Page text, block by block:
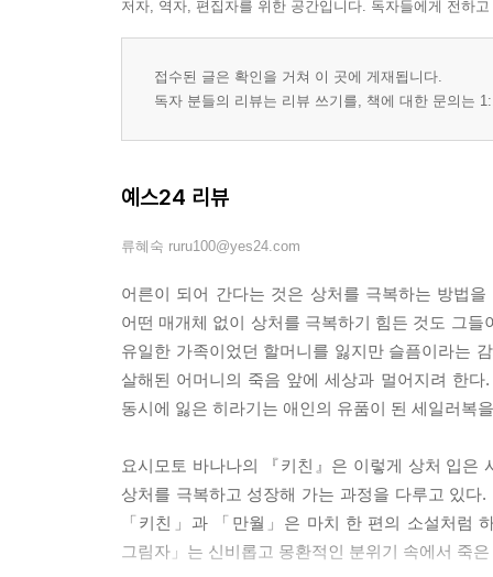
저자, 역자, 편집자를 위한 공간입니다. 독자들에게 전하
접수된 글은 확인을 거쳐 이 곳에 게재됩니다.
독자 분들의 리뷰는 리뷰 쓰기를, 책에 대한 문의는
예스24 리뷰
류혜숙 ruru100@yes24.com
어른이 되어 간다는 것은 상처를 극복하는 방법
어떤 매개체 없이 상처를 극복하기 힘든 것도 그
유일한 가족이었던 할머니를 잃지만 슬픔이라는
살해된 어머니의 죽음 앞에 세상과 멀어지려 한
동시에 잃은 히라기는 애인의 유품이 된 세일러복
요시모토 바나나의 『키친』은 이렇게 상처 입은
상처를 극복하고 성장해 가는 과정을 다루고 있
「키친」과 「만월」은 마치 한 편의 소설처럼
그림자」는 신비롭고 몽환적인 분위기 속에서 죽